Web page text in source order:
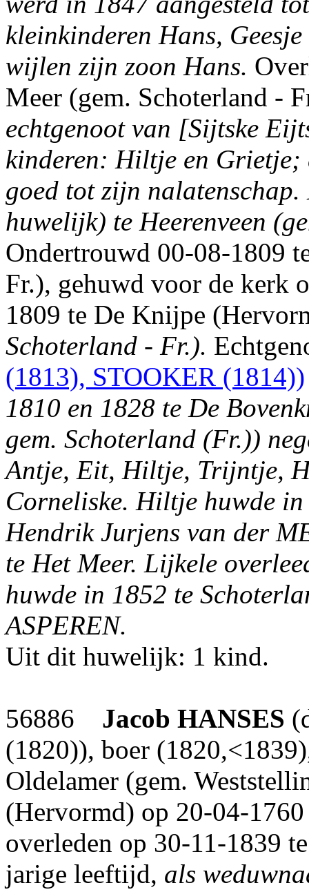
kleinkinderen Hans,
wijlen zijn zoon Hans.
Meer (gem. Schoterland -
echtgenoot van [Sijtske
kinderen: Hiltje en Grietje;
goed tot zijn nalatenschap.
huwelijk) te Heerenveen
Ondertrouwd 00-08-1809
Fr.), gehuwd voor de kerk
1809 te De Knijpe
Schoterland - Fr.).
(1813), STOOKER (1814))
1810 en 1828 te De
gem. Schoterland (Fr.))
Antje, Eit, Hiltje, Trijntje,
Corneliske. Hiltje huwde
Hendrik Jurjens van der
te Het Meer. Lijkele
huwde in 1852 te
ASPEREN.
Uit dit huwelijk: 1 kind.
56886 Jacob HANSES
(1820)), boer
Oldelamer (gem.
(Hervormd) op 20-04-
overleden op 30-11-1839
jarige leeftijd, als